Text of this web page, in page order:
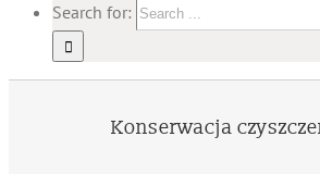
Search for:
Konserwacja